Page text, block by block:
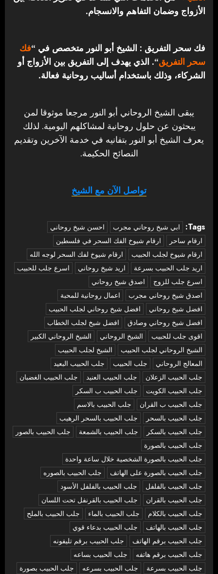
الأزواج وضمان التفاهم والانسجام.
فك سحر التفريق : الشيخ أبو النور متخصص في “فك
سحر التفريق“. الذي يهدف إلى التفريق بين الأزواج أو
الشركاء، وذلك باستخدام أساليب روحانية فعالة.
يبقى الشيخ الروحاني أبو النور مرجعا موثوقا لمن
يبحثون عن حلول روحانية لمشاكلهم اليومية. لذلك
يعرف الشيخ أبو النور بتفانيه في خدمة الآخرين وتقديم
النصائح الحكيمة.
تواصل الآن مع الشيخ
Tags: ‏ابي شيخ روحاني مجرب
احسن شيخ روحاني
ارقام ساحر
ارقام شيوخ الفك السحر في فلسطين
ارقام شيوخ لجلب الحبيب
ارقام شيوخ لفك السحر لوجه الله
اريد جلب الحبيب بسرعة
اريد شيخ روحاني
اسرع جلب للحبيب
اسرع جلب للزوج
اصدق شيخ روحاني
اصدق شيخ روحاني مجرب
اعمال روحانية للمحبة
افضل شيخ روحاني
افضل شيخ روحاني لجلب الحبيب
افضل شيخ روحاني وصادق
افضل شيخ لجلب الخطاب
اقوى جلب للحبيب
الشيخ الروحاني
الشيخ الروحاني الكبير
الشيخ الروحاني لجلب الحبيب
الشيخ لجلب الحبيب
المعالج الروحاني
جلب الحبيب
جلب الحبيب البعيد
جلب الحبيب الزعلان
جلب الحبيب العنيد
جلب الحبيب الغضبان
جلب الحبيب الكويت
جلب الحبيب ب السكر
جلب الحبيب ب القران
جلب الحبيب بالاسم
جلب الحبيب بالسحر
جلب الحبيب بالسحر الرهيب
جلب الحبيب بالسكر
جلب الحبيب بالشمعة
جلب الحبيب بالصور
جلب الحبيب بالصورة
جلب الحبيب بالصورة الشخصية خلال ساعة واحدة
جلب الحبيب بالصورة على الهاتف
جلب الحبيب بالصوره
جلب الحبيب بالفلفل
جلب الحبيب بالفلفل الأسود
جلب الحبيب بالقران
جلب الحبيب بالقرنفل تحت اللسان
جلب الحبيب بالكلام
جلب الحبيب بالماء
جلب الحبيب بالملح
جلب الحبيب بالهاتف
جلب الحبيب بدعاء قوي
جلب الحبيب برقم الهاتف
جلب الحبيب برقم تليفونه
جلب الحبيب برقم هاتفه
جلب الحبيب بساعه
جلب الحبيب بسرعة
جلب الحبيب بسرعه
جلب الحبيب بصورة